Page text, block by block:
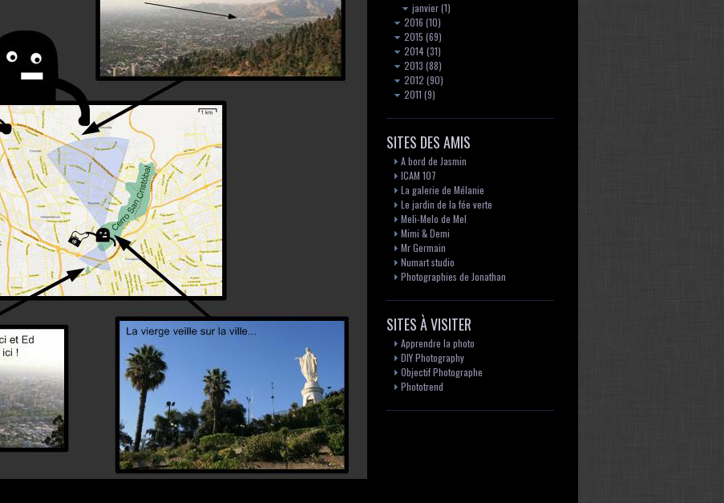
janvier(1)
2016 (10)
2015 (69)
2014(31)
2013 (88)
2012 (90)
2011 (9)
SITES DES AMIS
A bord de Jasmin
ICAM 107
La galerie de Mélanie
Le jardin de la fée verte
Meli-Melo de Mel
Mimi & Demi
Mr Germain
Numart studio
Photographies de Jonathan
SITES À VISITER
Apprendre la photo
DIY Photography
Objectif Photographe
Phototrend